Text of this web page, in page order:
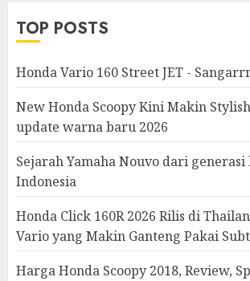
TOP POSTS
Honda Vario 160 Street JET -
New Honda Scoopy Kini Makin
update warna baru 2026
Sejarah Yamaha Nouvo dari
Indonesia
Honda Click 160R 2026 Rilis di
Vario yang Makin Ganteng Pakai
Harga Honda Scoopy 2018, Review,